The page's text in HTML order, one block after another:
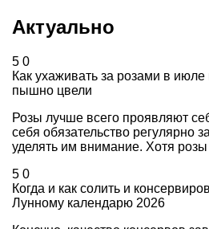
Актуально
5 0
Как ухаживать за розами в июле
пышно цвели
Розы лучше всего проявляют
себя обязательство регулярно
уделять им внимание. Хотя
5 0
Когда и как солить и
Лунному календарю 2026